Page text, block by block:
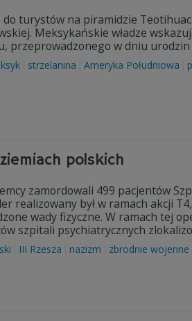
turystów na piramidzie
Meksykańskie władze
przeprowadzonego w dniu
strzelanina Ameryka Południowa
polskich
zamordowali 499 pacjentów
realizowany był w ramach akcji
wady fizyczne. W ramach tej
szpitali psychiatrycznych
III Rzesza nazizm zbrodnie wojenne